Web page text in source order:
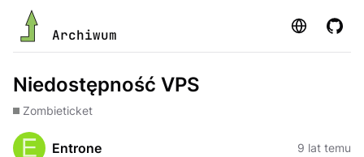
Archiwum Strona
Niedostępność VPS
Zombieticket
Entrone 9 lat temu